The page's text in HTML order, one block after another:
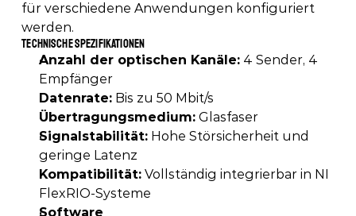
für verschiedene Anwendungen konfiguriert
werden.
Technische Spezifikationen
Anzahl der optischen Kanäle: 4 Sender, 4
Empfänger
Datenrate: Bis zu 50 Mbit/s
Übertragungsmedium: Glasfaser
Signalstabilität: Hohe Störsicherheit und
geringe Latenz
Kompatibilität: Vollständig integrierbar in NI
FlexRIO-Systeme
Software